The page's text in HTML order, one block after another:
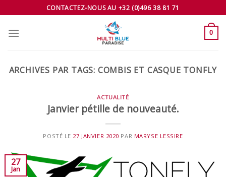
to
content
CONTACTEZ-NOUS AU +32 (0)496 38 81 71
0
ARCHIVES PAR TAGS: COMBIS ET CASQUE TONFLY
ACTUALITÉ
Janvier pétille de nouveauté.
POSTÉ LE 27 JANVIER 2020 PAR MARYSE LESSIRE
27
Jan